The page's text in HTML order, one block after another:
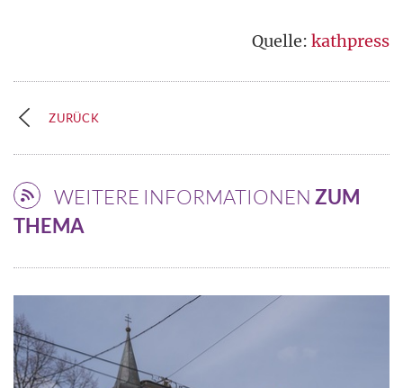
Quelle: kathpress
ZURÜCK
WEITERE INFORMATIONEN ZUM
THEMA